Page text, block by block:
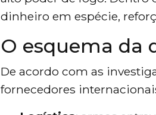
dinheiro em espécie,
O esquema da
De acordo com as
fornecedores